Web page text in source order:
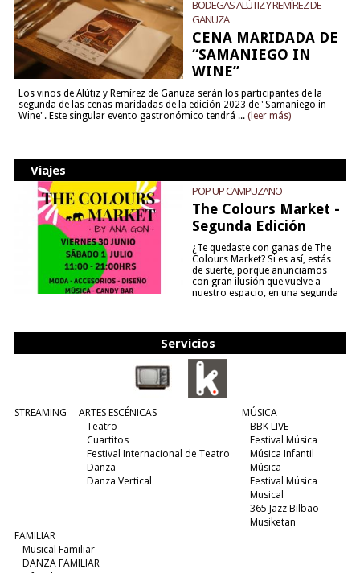
BODEGAS ALÚTIZ Y REMÍREZ DE
GANUZA
CENA MARIDADA DE
“SAMANIEGO IN
WINE”
Los vinos de Alútiz y Remírez de Ganuza serán los participantes de la
segunda de las cenas maridadas de la edición 2023 de "Samaniego in
Wine". Este singular evento gastronómico tendrá ... (leer más)
Viajes
POP UP CAMPUZANO
The Colours Market -
Segunda Edición
¿Te quedaste con ganas de The
Colours Market? Si es así, estás
de suerte, porque anunciamos
con gran ilusión que vuelve a
nuestro espacio, en una segunda
Servicios
STREAMING
ARTES ESCÉNICAS
Teatro
Cuartitos
Festival Internacional de Teatro
Danza
Danza Vertical
MÚSICA
BBK LIVE
Festival Música
Música Infantil
Música
Festival Música
Musical
365 Jazz Bilbao
Musiketan
FAMILIAR
Musical Familiar
DANZA FAMILIAR